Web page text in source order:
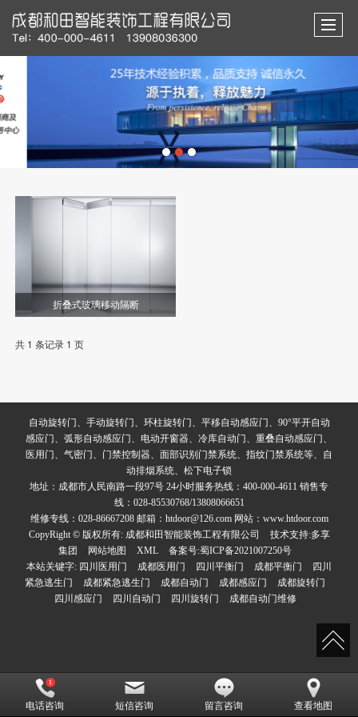
折叠式玻璃移动隔断
共 1 条记录 1 页
自动旋转门、手动旋转门、环柱旋转门、平移自动感应门、90°平开自动
感应门、弧形自动感应门、电动开窗器、冷库自动门、重叠自动感应门、
医用门、气密门、门禁控制器、面部识别门禁系统、指纹门禁系统等、自
动排烟系统、松下电子锁
地址：成都市人民南路一段97号 24小时服务热线：400-000-4611 销售专
线：028-85530768/13808066651
维修专线：028-86667208 邮箱：htdoor@126.com 网站：www.htdoor.com
CopyRight © 版权所有: 成都和田智能装饰工程有限公司 技术支持:多享
集团
网站地图 XML 备案号:蜀ICP备2021007250号
本站关键字: 四川医用门 成都医用门 四川平衡门 成都平衡门
四川
紧急逃生门
成都紧急逃生门 成都自动门 成都感应门
成都旋转门
四川感应门
四川自动门 四川旋转门 成都自动门维修
电话咨询 短信咨询 留言咨询 查看地图